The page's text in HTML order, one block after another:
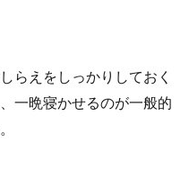
らえをしっかりしておく
一晩寝かせるのが一般的